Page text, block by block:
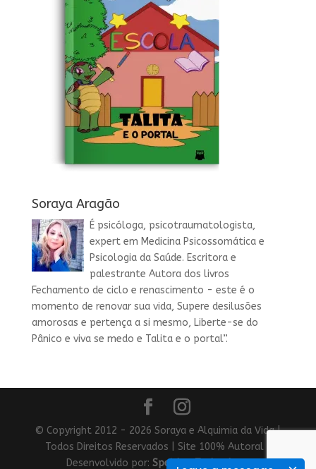
Soraya Aragão
É psicóloga, psicotraumatologista,
expert em Medicina Psicossomática e
Psicologia da Saúde. Escritora e
palestrante Autora dos livros
Fechamento de ciclo e renascimento - este é o
momento de renovar sua vida, Supere desilusões
amorosas e pertença a si mesmo, Liberte-se do
Pânico e viva se medo e Talita e o portal”.
© Copyright 2012 - 2026 Soraya e Alquimia da Vida |
Todos Direitos Reservados | Site 100% Autoral |
Desenvolvido por:Speicher Technology